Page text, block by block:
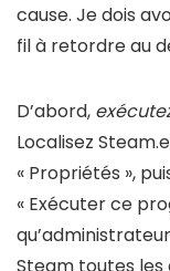
cause. Je dois
fil à retordre au
D’abord,
Localisez
« Propriétés »,
« Exécuter ce
Steam toutes